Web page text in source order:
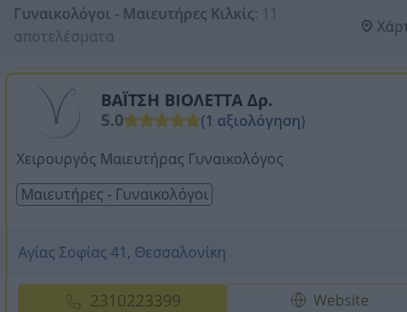
Γυναικολόγοι - Μαιευτήρες Κιλκίς: 11
αποτελέσματα
ΒΑΪΤΣΗ ΒΙΟΛΕΤΤΑ Δρ.
5.0
(1 αξιολόγηση)
Χειρουργός Μαιευτήρας Γυναικολόγος
Μαιευτήρες - Γυναικολόγοι
Αγίας Σοφίας 41, Θεσσαλονίκη
2310223399 Website